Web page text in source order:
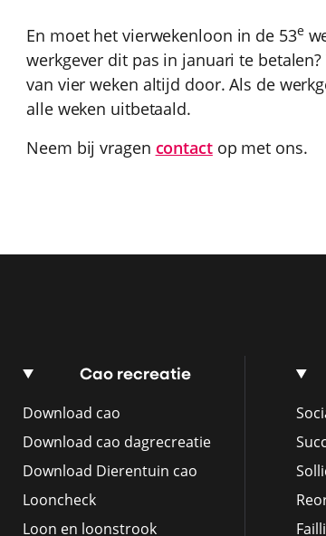
En moet het vierwekenloon in de 53e
werkgever dit pas in januari te
van vier weken altijd door. Als de
alle weken uitbetaald.
Neem bij vragen contactop met ons.
Cao recreatie
Download cao
Download cao dagrecreatie
Download Dierentuin cao
Looncheck
Loon en loonstrook